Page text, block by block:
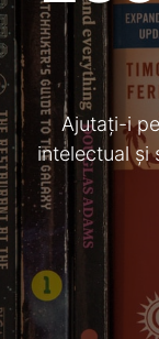
Ajutați-i
intelectual și